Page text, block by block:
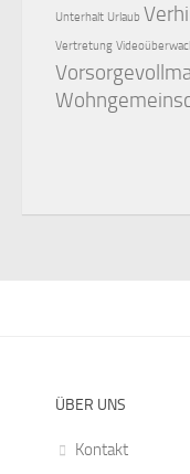
Unterhalt Urlaub
Vertretung
ÜBER UNS
Kontakt